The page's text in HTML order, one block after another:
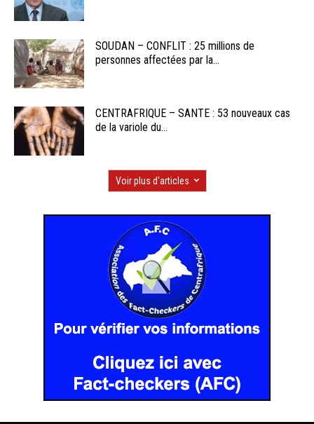
SOUDAN – CONFLIT : 25 millions de
personnes affectées par la...
CENTRAFRIQUE – SANTE : 53 nouveaux cas
de la variole du...
Voir plus d'articles